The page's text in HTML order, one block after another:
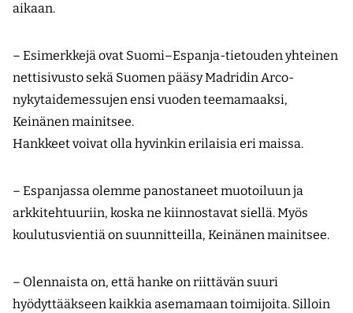
aikaan.
– Esimerkkejä ovat Suomi–Espanja-tietouden yhteinen
nettisivusto sekä Suomen pääsy Madridin Arco-
nykytaidemessujen ensi vuoden teemamaaksi,
Keinänen mainitsee.
Hankkeet voivat olla hyvinkin erilaisia eri maissa.
– Espanjassa olemme panostaneet muotoiluun ja
arkkitehtuuriin, koska ne kiinnostavat siellä. Myös
koulutusvientiä on suunnitteilla, Keinänen mainitsee.
– Olennaista on, että hanke on riittävän suuri
hyödyttääkseen kaikkia asemamaan toimijoita. Silloin